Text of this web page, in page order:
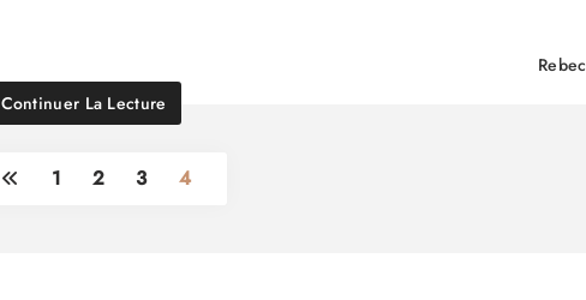
Continuer La Lecture
1 2 3 4